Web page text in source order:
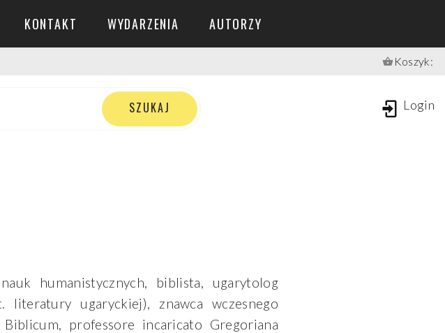
KONTAKT WYDARZENIA AUTORZY
Koszyk:
SZUKA J
SZUKAJ Login
humanistycznych, biblista, ugarytolog
ugaryckiej), znawca wczesnego
Biblicum, professore incaricato Gregoriana